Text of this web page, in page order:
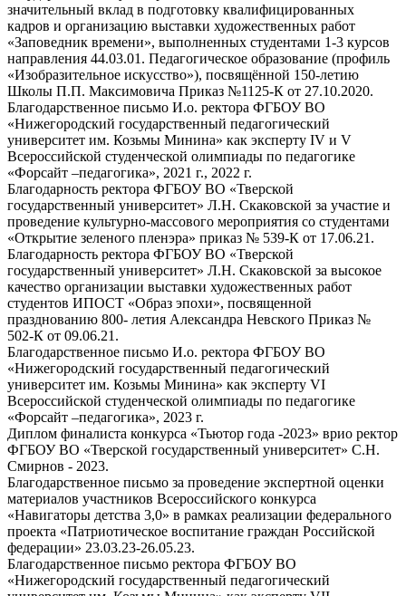
значительный вклад в подготовку квалифицированных
кадров и организацию выставки художественных работ
«Заповедник времени», выполненных студентами 1-3 курсов
направления 44.03.01. Педагогическое образование (профиль
«Изобразительное искусство»), посвящённой 150-летию
Школы П.П. Максимовича Приказ №1125-К от 27.10.2020.
Благодарственное письмо И.о. ректора ФГБОУ ВО
«Нижегородский государственный педагогический
университет им. Козьмы Минина» как эксперту IV и V
Всероссийской студенческой олимпиады по педагогике
«Форсайт –педагогика», 2021 г., 2022 г.
Благодарность ректора ФГБОУ ВО «Тверской
государственный университет» Л.Н. Скаковской за участие и
проведение культурно-массового мероприятия со студентами
«Открытие зеленого пленэра» приказ № 539-К от 17.06.21.
Благодарность ректора ФГБОУ ВО «Тверской
государственный университет» Л.Н. Скаковской за высокое
качество организации выставки художественных работ
студентов ИПОСТ «Образ эпохи», посвященной
празднованию 800- летия Александра Невского Приказ №
502-К от 09.06.21.
Благодарственное письмо И.о. ректора ФГБОУ ВО
«Нижегородский государственный педагогический
университет им. Козьмы Минина» как эксперту VI
Всероссийской студенческой олимпиады по педагогике
«Форсайт –педагогика», 2023 г.
Диплом финалиста конкурса «Тьютор года -2023» врио ректор
ФГБОУ ВО «Тверской государственный университет» С.Н.
Смирнов - 2023.
Благодарственное письмо за проведение экспертной оценки
материалов участников Всероссийского конкурса
«Навигаторы детства 3,0» в рамках реализации федерального
проекта «Патриотическое воспитание граждан Российской
федерации» 23.03.23-26.05.23.
Благодарственное письмо ректора ФГБОУ ВО
«Нижегородский государственный педагогический